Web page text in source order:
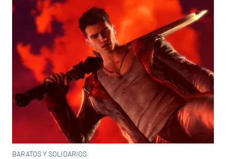
BARATOS Y SOLIDARIOS